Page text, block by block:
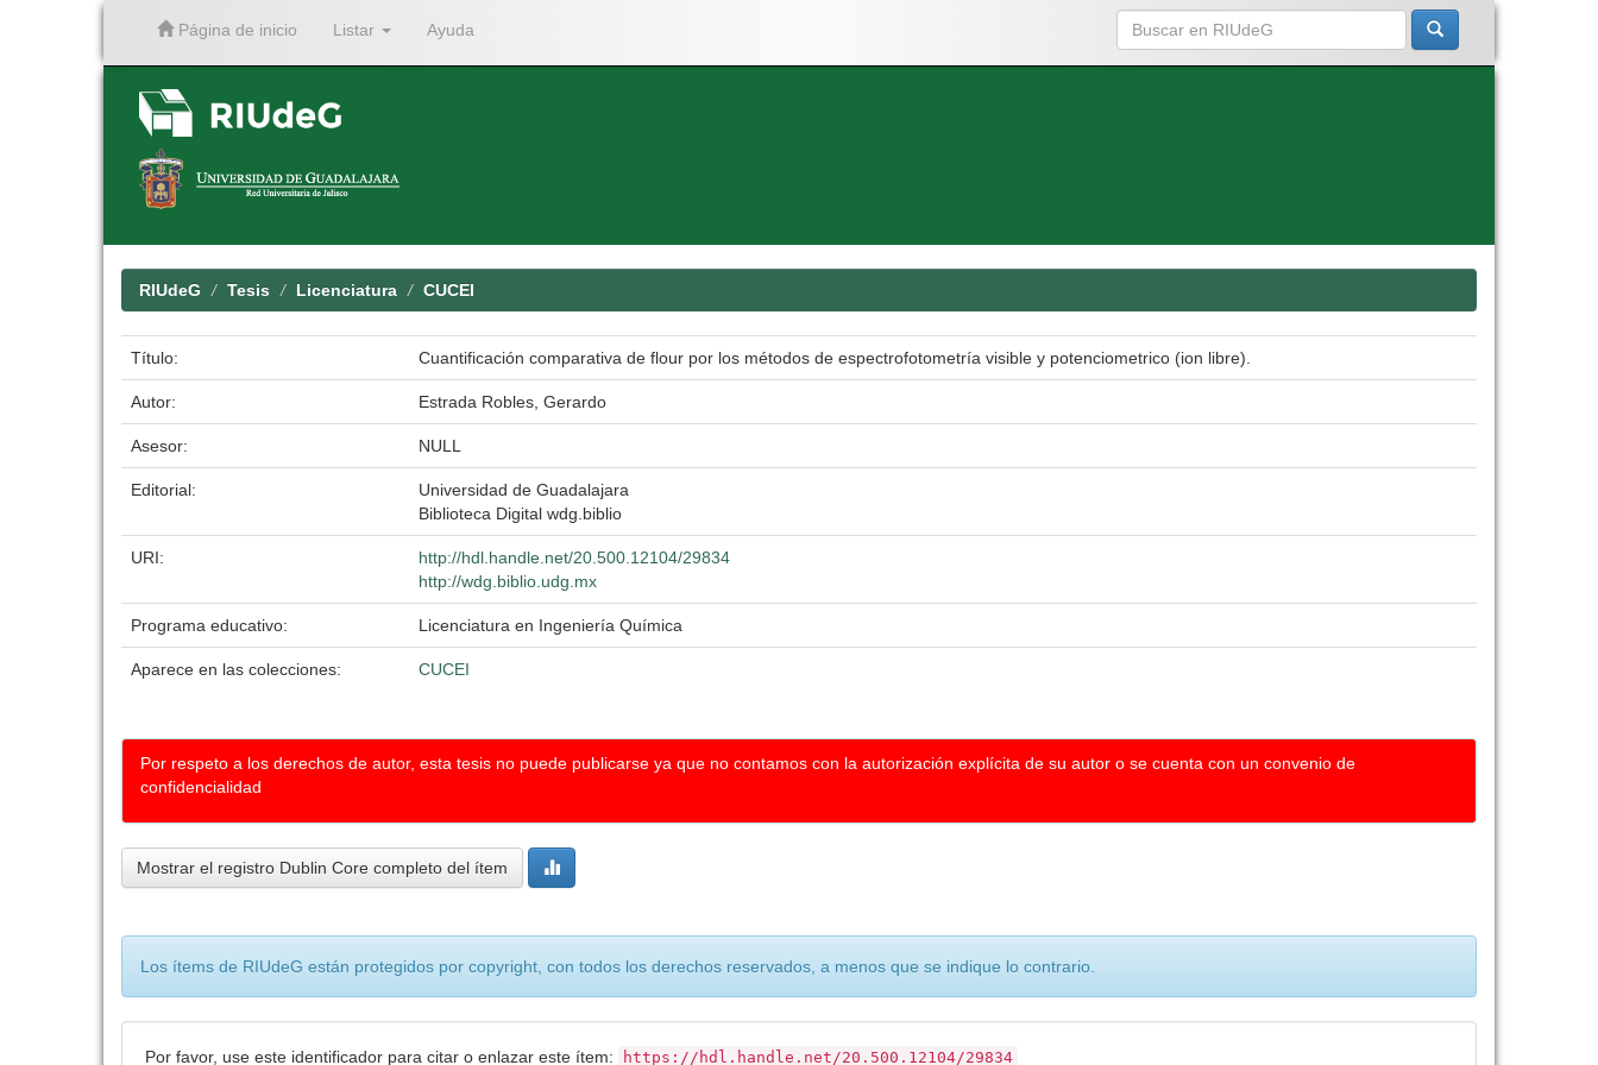
Página de inicio Listar Ayuda
RIUdeG Tesis Licenciatura CUCEI
Título: Cuantificación comparativa de flour por los métodos de espectrofotometría visible y potenciometrico (ion libre).
Autor: Estrada Robles, Gerardo
Asesor: NULL
Editorial:
Universidad de Guadalajara
Biblioteca Digital wdg.biblio
URI:
http://hdl.handle.net/20.500.12104/29834
http://wdg.biblio.udg.mx
Programa educativo: Licenciatura en Ingeniería Química
Aparece en las colecciones: CUCEI
Por respeto a los derechos de autor, esta tesis no puede publicarse ya que no contamos con la autorización explícita de su autor o se cuenta con un convenio de
confidencialidad
Mostrar el registro Dublin Core completo del ítem
Los ítems de RIUdeG están protegidos por copyright, con todos los derechos reservados, a menos que se indique lo contrario.
Por favor, use este identificador para citar o enlazar este ítem: https://hdl.handle.net/20.500.12104/29834